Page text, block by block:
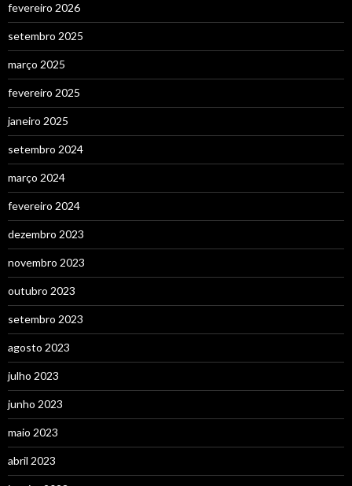
fevereiro 2026
setembro 2025
março 2025
fevereiro 2025
janeiro 2025
setembro 2024
março 2024
fevereiro 2024
dezembro 2023
novembro 2023
outubro 2023
setembro 2023
agosto 2023
julho 2023
junho 2023
maio 2023
abril 2023